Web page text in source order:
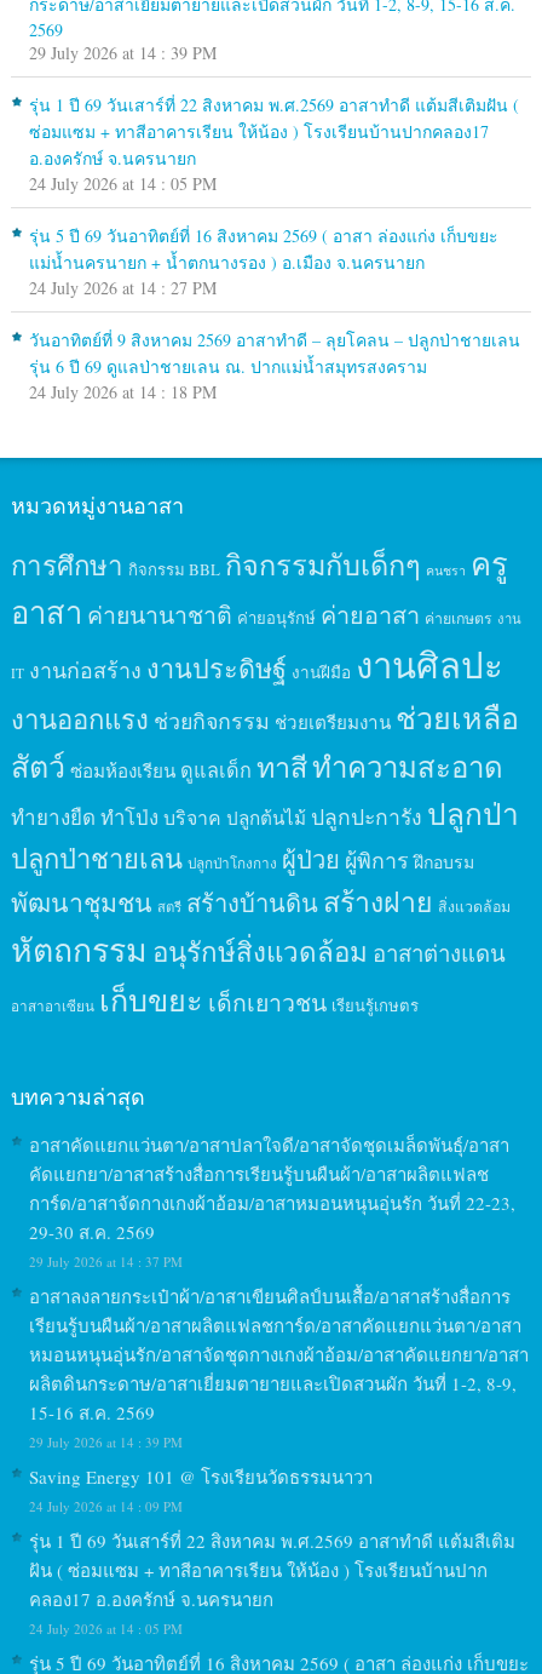
2569
29 July 2026 at 14 : 39 PM
รุ่น 1 ปี 69 วันเสาร์ที่ 22 สิงหาคม พ.ศ.2569 อาสาทำดี แต้มสีเติมฝัน (
ซ่อมแซม + ทาสีอาคารเรียน ให้น้อง ) โรงเรียนบ้านปากคลอง17
อ.องครักษ์ จ.นครนายก
24 July 2026 at 14 : 05 PM
รุ่น 5 ปี 69 วันอาทิตย์ที่ 16 สิงหาคม 2569 ( อาสา ล่องแก่ง เก็บขยะ
แม่น้ำนครนายก + น้ำตกนางรอง ) อ.เมือง จ.นครนายก
24 July 2026 at 14 : 27 PM
วันอาทิตย์ที่ 9 สิงหาคม 2569 อาสาทำดี – ลุยโคลน – ปลูกป่าชายเลน
รุ่น 6 ปี 69 ดูแลป่าชายเลน ณ. ปากแม่น้ำสมุทรสงคราม
24 July 2026 at 14 : 18 PM
หมวดหมู่งานอาสา
การศึกษา กิจกรรม BBL กิจกรรมกับเด็กๆ คนชรา ครู
อาสา ค่ายนานาชาติ ค่ายอนุรักษ์ ค่ายอาสา ค่ายเกษตร งาน
IT งานก่อสร้าง งานประดิษฐ์ งานฝีมือ งานศิลปะ
งานออกแรง ช่วยกิจกรรม ช่วยเตรียมงาน ช่วยเหลือ
สัตว์ ซ่อมห้องเรียน ดูแลเด็ก ทาสีทำความสะอาด
ทำยางยืด ทำโป่ง บริจาค ปลูกต้นไม้ ปลูกปะการัง ปลูกป่า
ปลูกป่าชายเลน ปลูกป่าโกงกาง ผู้ป่วย ผู้พิการ ฝึกอบรม
พัฒนาชุมชน สตรี สร้างบ้านดินสร้างฝาย สิ่งแวดล้อม
หัตถกรรม อนุรักษ์สิ่งแวดล้อม อาสาต่างแดน
อาสาอาเซียน เก็บขยะ เด็กเยาวชน เรียนรู้เกษตร
บทความล่าสุด
อาสาคัดแยกแว่นตา/อาสาปลาใจดี/อาสาจัดชุดเมล็ดพันธุ์/อาสา
คัดแยกยา/อาสาสร้างสื่อการเรียนรู้บนผืนผ้า/อาสาผลิตแฟลช
การ์ด/อาสาจัดกางเกงผ้าอ้อม/อาสาหมอนหนุนอุ่นรัก วันที่ 22-23,
29-30 ส.ค. 2569
29 July 2026 at 14 : 37 PM
อาสาลงลายกระเป๋าผ้า/อาสาเขียนศิลป์บนเสื้อ/อาสาสร้างสื่อการ
เรียนรู้บนผืนผ้า/อาสาผลิตแฟลชการ์ด/อาสาคัดแยกแว่นตา/อาสา
หมอนหนุนอุ่นรัก/อาสาจัดชุดกางเกงผ้าอ้อม/อาสาคัดแยกยา/อาสา
ผลิตดินกระดาษ/อาสาเยี่ยมตายายและเปิดสวนผัก วันที่ 1-2, 8-9,
15-16 ส.ค. 2569
29 July 2026 at 14 : 39 PM
Saving Energy 101 @ โรงเรียนวัดธรรมนาวา
24 July 2026 at 14 : 09 PM
รุ่น 1 ปี 69 วันเสาร์ที่ 22 สิงหาคม พ.ศ.2569 อาสาทำดี แต้มสีเติม
ฝัน ( ซ่อมแซม + ทาสีอาคารเรียน ให้น้อง ) โรงเรียนบ้านปาก
คลอง17 อ.องครักษ์ จ.นครนายก
24 July 2026 at 14 : 05 PM
รุ่น 5 ปี 69 วันอาทิตย์ที่ 16 สิงหาคม 2569 ( อาสา ล่องแก่ง เก็บขยะ